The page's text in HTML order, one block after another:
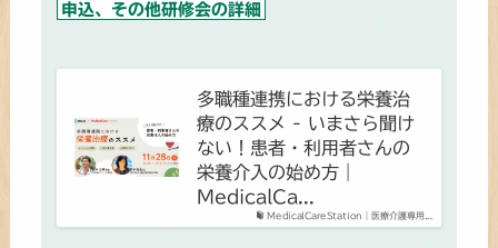
申込、その他研修会の詳細
MedicalCareStation｜医療介護専用...
多職種連携における栄養治
療のススメ - いまさら聞け
ない！患者・利用者さんの
栄養介入の始め方｜
MedicalCa...